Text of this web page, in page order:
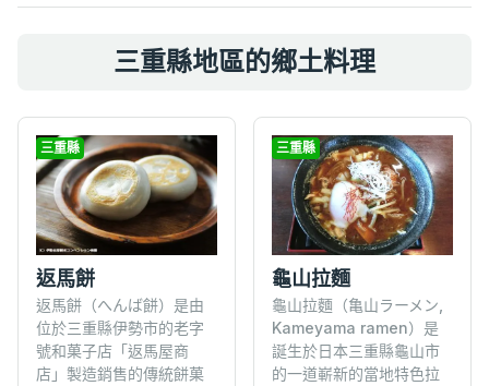
三重縣地區的鄉土料理
三重縣
返馬餅
返馬餅（へんば餅）是由
位於三重縣伊勢市的老字
號和菓子店「返馬屋商
店」製造銷售的傳統餅菓
三重縣
龜山拉麵
龜山拉麵（亀山ラーメン,
Kameyama ramen）是
誕生於日本三重縣龜山市
的一道嶄新的當地特色拉